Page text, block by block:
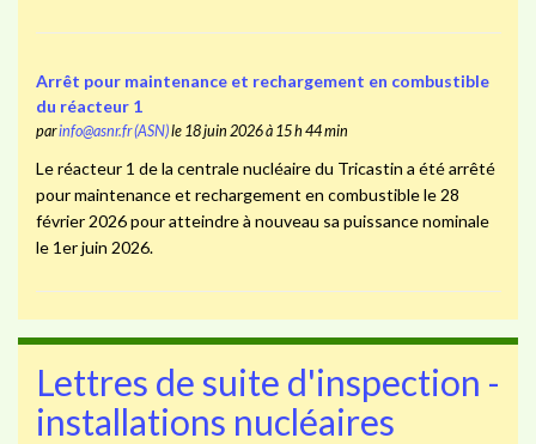
Arrêt pour maintenance et rechargement en combustible
du réacteur 1
parinfo@asnr.fr (ASN)le 18 juin 2026 à 15 h 44 min
Le réacteur 1 de la centrale nucléaire du Tricastin a été arrêté
pour maintenance et rechargement en combustible le 28
février 2026 pour atteindre à nouveau sa puissance nominale
le 1er juin 2026.
Lettres de suite d'inspection -
installations nucléaires